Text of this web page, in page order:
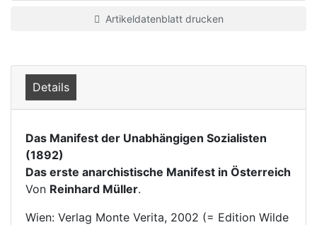
Artikeldatenblatt drucken
Details
Das Manifest der Unabhängigen Sozialisten
(1892)
Das erste anarchistische Manifest in Österreich
Von Reinhard Müller.
Wien: Verlag Monte Verita, 2002 (= Edition Wilde